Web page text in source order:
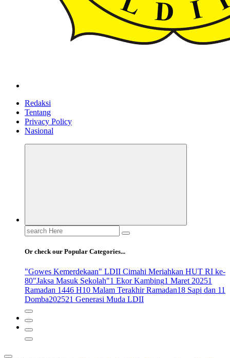
Redaksi
Tentang
Privacy Policy
Nasional
Search
for:
Or check our Popular Categories...
"Gowes Kemerdekaan" LDII Cimahi Meriahkan HUT RI ke-
80"Jaksa Masuk Sekolah"1 Ekor Kambing1 Maret 20251
Ramadan 1446 H10 Malam Terakhir Ramadan18 Sapi dan 11
Domba202521 Generasi Muda LDII